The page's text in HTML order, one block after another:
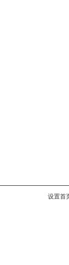
设置首